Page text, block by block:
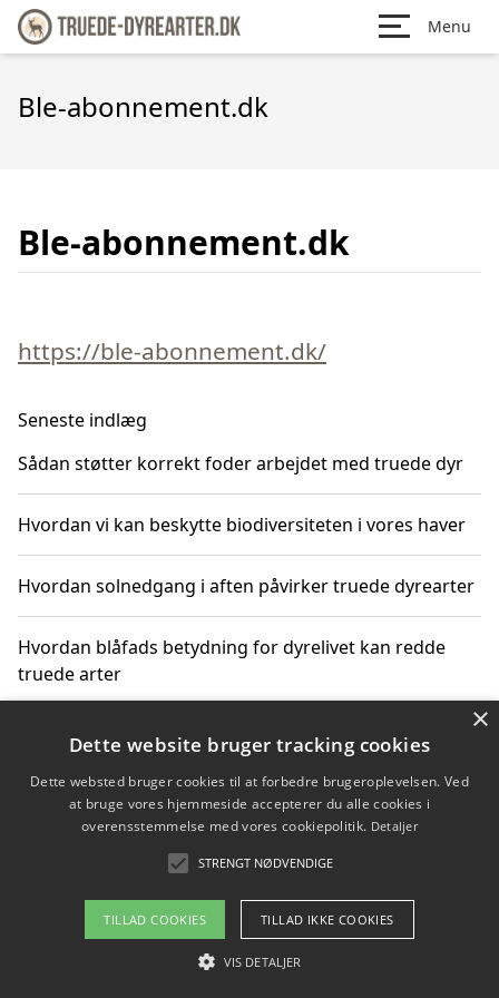
Menu
Ble-abonnement.dk
Ble-abonnement.dk
https://ble-abonnement.dk/
Seneste indlæg
Sådan støtter korrekt foder arbejdet med truede dyr
Hvordan vi kan beskytte biodiversiteten i vores haver
Hvordan solnedgang i aften påvirker truede dyrearter
Hvordan blåfads betydning for dyrelivet kan redde
truede arter
Hvordan kan gaver til unge voksne støtte bevarelsen
Copyright 2026 - Pilanto Aps
Om / kontakt
Blog Betingelser
×
Dette website bruger tracking cookies
Dette websted bruger cookies til at forbedre brugeroplevelsen. Ved
at bruge vores hjemmeside accepterer du alle cookies i
overensstemmelse med vores cookiepolitik. Detaljer
STRENGT NØDVENDIGE
TILLAD COOKIES TILLAD IKKE COOKIES
VIS DETALJER